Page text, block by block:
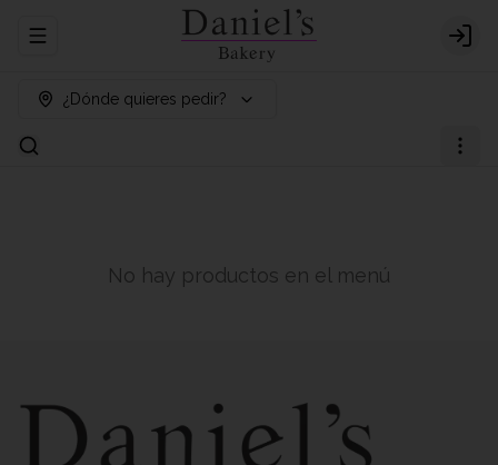
Abrir menu de navegación
¿Dónde quieres pedir?
No hay productos en el menú